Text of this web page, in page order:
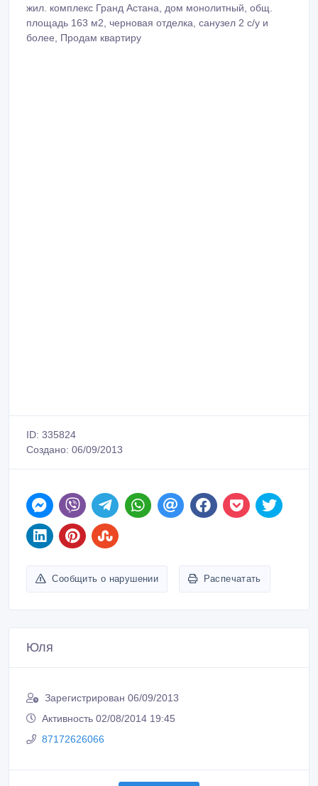
жил. комплекс Гранд Астана, дом монолитный, общ.
площадь 163 м2, черновая отделка, санузел 2 с/у и
более, Продам квартиру
ID: 335824
Создано: 06/09/2013
Сообщить о нарушении Распечатать
Юля
Зарегистрирован 06/09/2013
Активность 02/08/2014 19:45
87172626066